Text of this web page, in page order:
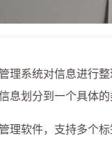
理系统对信息进行
息划分到一个具体的
理软件，支持多个